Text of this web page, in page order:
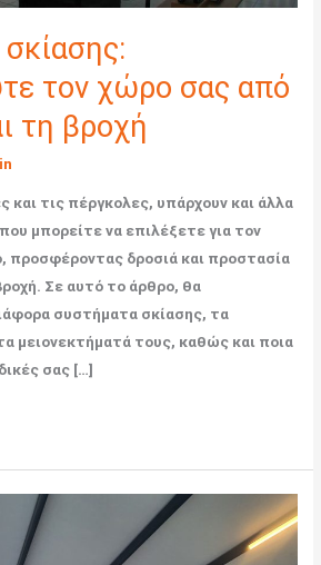
τον χώρο σας από
τη βροχή
και τις πέργκολες, υπάρχουν και άλλα
μπορείτε να επιλέξετε για τον
προσφέροντας δροσιά και προστασία
Σε αυτό το άρθρο, θα
συστήματα σκίασης, τα
μειονεκτήματά τους, καθώς και ποια
σας […]